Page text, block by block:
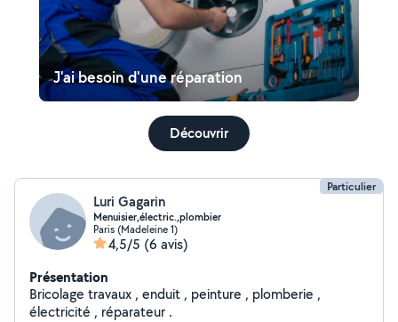
J'ai besoin d'une réparation
Découvrir
Particulier
Luri Gagarin
Menuisier,électric.,plombier
Paris (Madeleine 1)
4,5/5 (6 avis)
Présentation
Bricolage travaux , enduit , peinture , plomberie ,
électricité , réparateur .